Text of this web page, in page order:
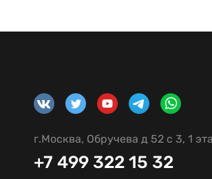
г.Москва, Обручева д 52 с 3, 1
+7 499 322 15 32